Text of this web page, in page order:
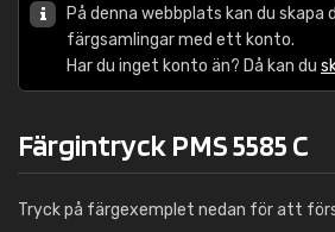
På denna webbplats kan du skapa
färgsamlingar med ett konto.
Har du inget konto än? Då kan du
Färgintryck PMS 5585 C
Tryck på färgexemplet nedan för att